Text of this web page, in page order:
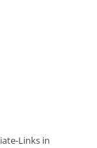
Links in